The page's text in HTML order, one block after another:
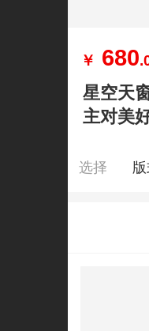
￥ 680
星空天
主对美
选择